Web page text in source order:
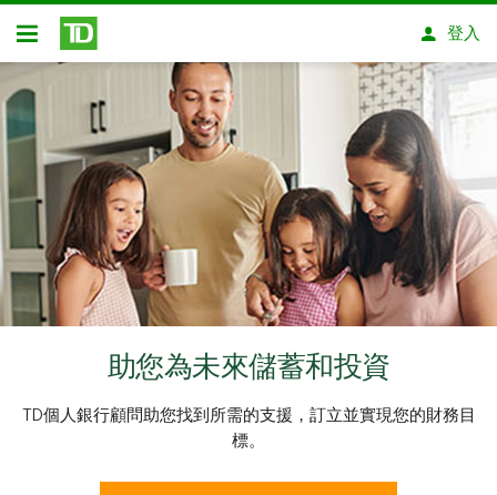
略過進入主要內容
開放式房屋貸款
登入
助您為未來儲蓄和投資
TD個人銀行顧問助您找到所需的支援，訂立並實現您的財務目
標。